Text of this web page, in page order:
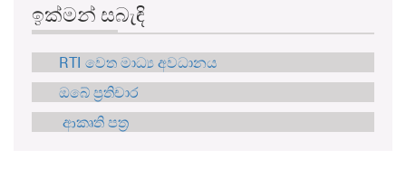
ඉක්මන් සබැඳි
RTI වෙත මාධ්‍ය අවධානය
ඔබේ ප්‍රතිචාර
ආකෘති පත්‍ර